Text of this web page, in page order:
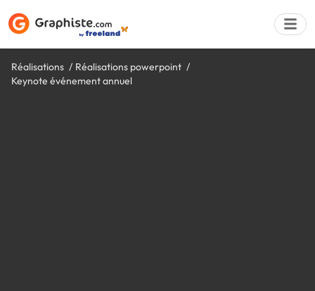
Réalisations
Réalisations powerpoint
Keynote événement annuel